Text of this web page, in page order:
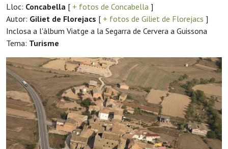
Lloc: Concabella [ + fotos de Concabella ]
Autor: Giliet de Florejacs [ + fotos de Giliet de Florejacs ]
Inclosa a l'àlbum Viatge a la Segarra de Cervera a Guissona
Tema: Turisme